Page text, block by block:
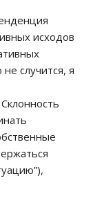
исходов
случится, я
Склонность